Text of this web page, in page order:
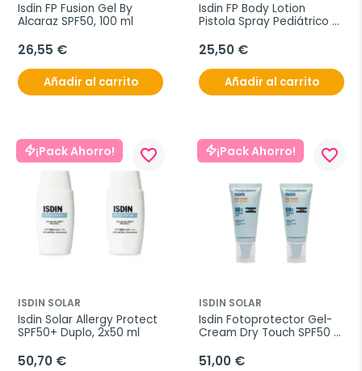
Isdin FP Fusion Gel By
Alcaraz SPF50, 100 ml
26,55 €
Añadir al carrito
Isdin FP Body Lotion
Pistola Spray Pediátrico
25,50 €
Añadir al carrito
¡Pack Ahorro! favorite_border
ISDIN SOLAR
Isdin Solar Allergy Protect
SPF50+ Duplo, 2x50 ml
50,70 €
¡Pack Ahorro! favorite_border
ISDIN SOLAR
Isdin Fotoprotector Gel-
Cream Dry Touch SPF50
51,00 €